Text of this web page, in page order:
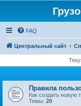
FAQ
Центральный сайт
Правила
Как создать новую
Темы: 20